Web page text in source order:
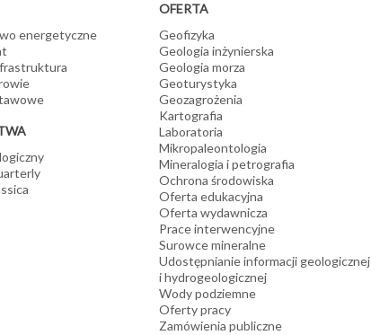
energetyczne
OFERTA
Geofizyka
Geologia inżynierska
Geologia morza
Geoturystyka
Geozagrożenia
Kartografia
Laboratoria
Mikropaleontologia
Mineralogia i petrografia
Ochrona środowiska
Oferta edukacyjna
Oferta wydawnicza
Prace interwencyjne
Surowce mineralne
Udostępnianie informacji geologicznej
i hydrogeologicznej
Wody podziemne
Oferty pracy
Zamówienia publiczne